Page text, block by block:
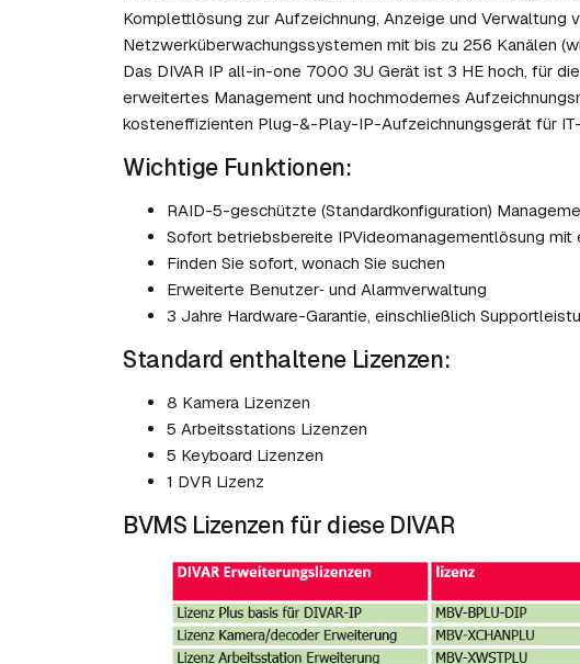
Komplettlösung zur Aufzeichnung, Anzeige und Verwaltung
Netzwerküberwachungssystemen mit bis zu 256 Kanälen
Das DIVAR IP all-in-one 7000 3U Gerät ist 3 HE hoch, für
erweitertes Management und hochmodernes
kosteneffizienten Plug-&-Play-IP-Aufzeichnungsgerät für
Wichtige Funktionen:
RAID-5-geschützte (Standardkonfiguration)
Sofort betriebsbereite IPVideomanagementlösung mit
Finden Sie sofort, wonach Sie suchen
Erweiterte Benutzer‑ und Alarmverwaltung
3 Jahre Hardware-Garantie, einschließlich
Standard enthaltene Lizenzen:
8 Kamera Lizenzen
5 Arbeitsstations Lizenzen
5 Keyboard Lizenzen
1 DVR Lizenz
BVMS Lizenzen für diese DIVAR